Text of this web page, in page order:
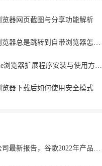
览器网页截图与分享功能解析
谷歌浏览器总是跳转到自带浏览器怎么办
览器下载后如何使用安全模式
安全公司最新报告，谷歌2022年产品存在漏洞排名第一